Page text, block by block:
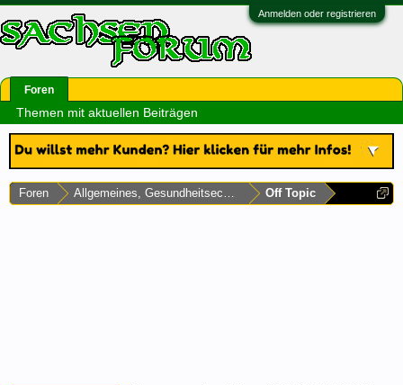
Anmelden oder registrieren
Foren Allgemeines, Gesundheitsecke & Umfragen
Off Topic
Foren
Themen mit aktuellen Beiträgen